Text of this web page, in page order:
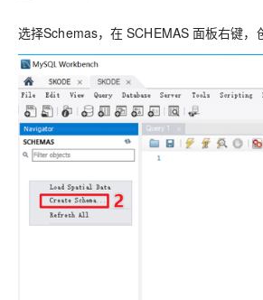
选择Schemas，在 SCHEMAS 面板右键，